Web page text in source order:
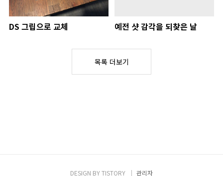
DS 그립으로 교체 예전 샷 감각을 되찾은 날
목록 더보기
DESIGN BYTISTORY 관리자